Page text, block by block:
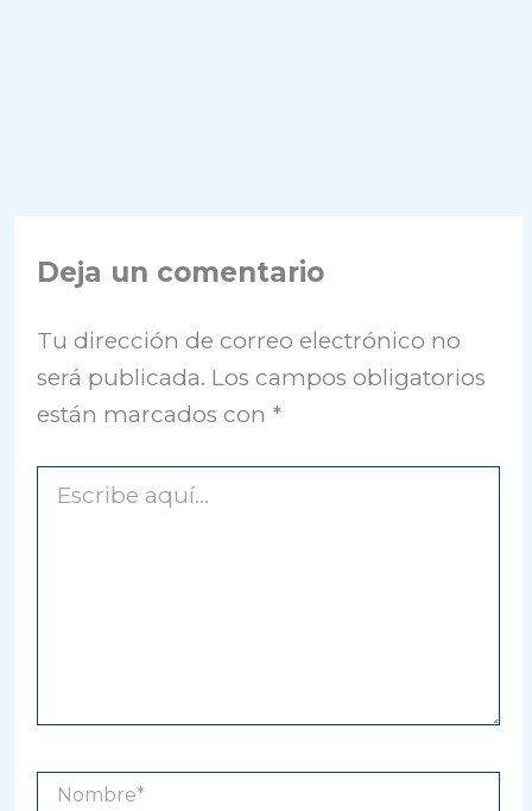
Deja un comentario
Tu dirección de correo electrónico no
será publicada. Los campos obligatorios
están marcados con *
aquí...
Nombre*